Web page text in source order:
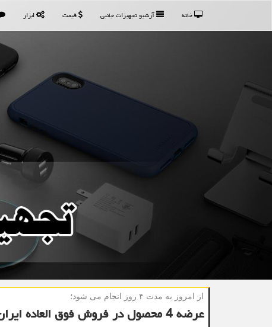
خانه آرشیو تجهیزات جانبی قیمت ابزار
از امروز به مدت ۴ روز انجام می شود؛
عرضه 4 محصول در فروش فوق العاده ایران خودرو